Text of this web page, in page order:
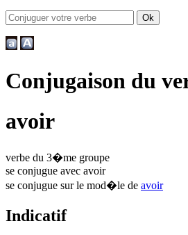
Conjugaison du
avoir
verbe du 3�me groupe
se conjugue avec avoir
se conjugue sur le mod�le de avoir
Indicatif